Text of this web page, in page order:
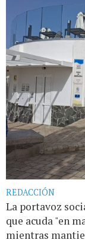
REDACCIÓN
La portavoz
que acuda "en
mientras